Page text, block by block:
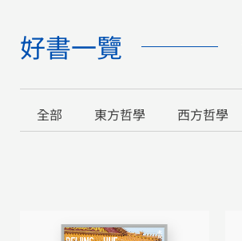
好書一覽
全部 東方哲學 西方哲學